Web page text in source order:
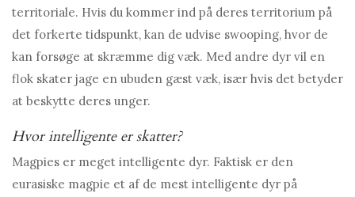
territoriale. Hvis du kommer ind på deres territorium på
det forkerte tidspunkt, kan de udvise swooping, hvor de
kan forsøge at skræmme dig væk. Med andre dyr vil en
flok skater jage en ubuden gæst væk, især hvis det betyder
at beskytte deres unger.
Hvor intelligente er skatter?
Magpies er meget intelligente dyr. Faktisk er den
eurasiske magpie et af de mest intelligente dyr på